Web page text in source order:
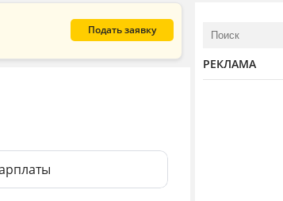
Подать заявку
РЕКЛАМА